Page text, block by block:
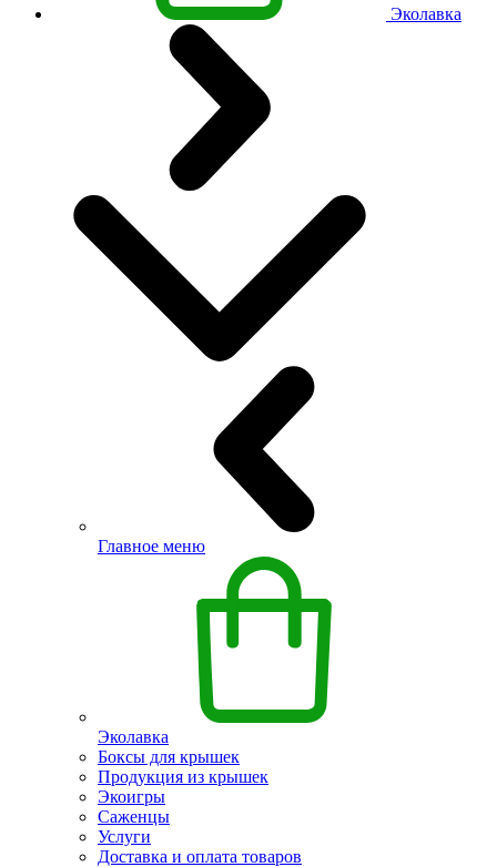
Эколавка
Главное меню
Эколавка
Боксы для крышек
Продукция из крышек
Экоигры
Саженцы
Услуги
Доставка и оплата товаров